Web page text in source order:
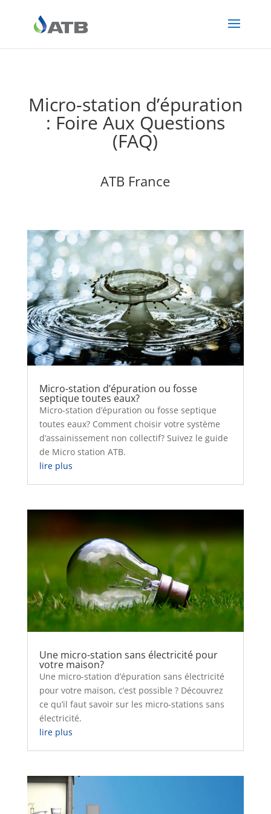
Micro-station d’épuration
: Foire Aux Questions
(FAQ)
ATB France
Micro-station d’épuration ou fosse
septique toutes eaux?
Micro-station d’épuration ou fosse septique
toutes eaux? Comment choisir votre système
d’assainissement non collectif? Suivez le guide
de Micro station ATB.
lire plus
Une micro-station sans électricité pour
votre maison?
Une micro-station d’épuration sans électricité
pour votre maison, c’est possible ? Découvrez
ce qu’il faut savoir sur les micro-stations sans
électricité.
lire plus